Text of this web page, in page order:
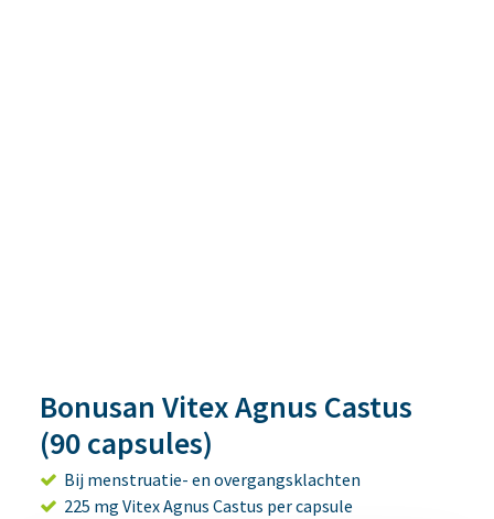
Bonusan Vitex Agnus Castus
(90 capsules)
Bij menstruatie- en overgangsklachten
225 mg Vitex Agnus Castus per capsule